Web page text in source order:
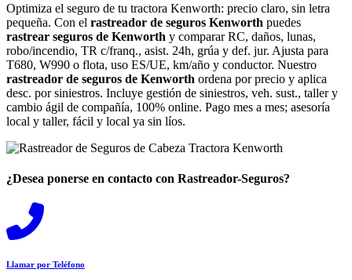
Optimiza el seguro de tu tractora Kenworth: precio claro, sin letra
pequeña. Con el rastreador de seguros Kenworth puedes
rastrear seguros de Kenworth y comparar RC, daños, lunas,
robo/incendio, TR c/franq., asist. 24h, grúa y def. jur. Ajusta para
T680, W990 o flota, uso ES/UE, km/año y conductor. Nuestro
rastreador de seguros de Kenworth ordena por precio y aplica
desc. por siniestros. Incluye gestión de siniestros, veh. sust., taller y
cambio ágil de compañía, 100% online. Pago mes a mes; asesoría
local y taller, fácil y local ya sin líos.
¿Desea ponerse en contacto con Rastreador-Seguros?
Llamar por Teléfono